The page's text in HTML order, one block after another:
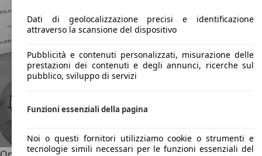
Dati di geolocalizzazione precisi e identificazione
attraverso la scansione del dispositivo
Pubblicità e contenuti personalizzati, misurazione delle
prestazioni dei contenuti e degli annunci, ricerche sul
pubblico, sviluppo di servizi
Funzioni essenziali della pagina
Noi o questi fornitori utilizziamo cookie o strumenti e
tecnologie simili necessari per le funzioni essenziali del